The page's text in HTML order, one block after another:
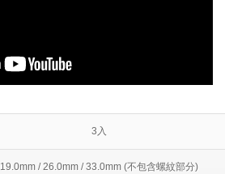
3入
19.0mm / 26.0mm / 33.0mm (不包含螺紋部分)